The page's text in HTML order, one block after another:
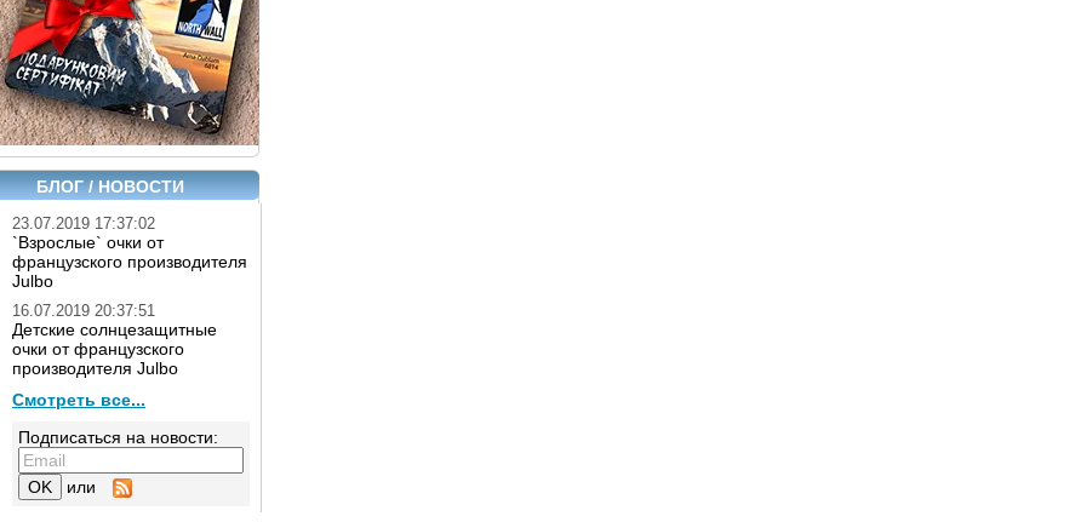
БЛОГ / НОВОСТИ
23.07.2019 17:37:02
`Взрослые` очки от
французского производителя
Julbo
16.07.2019 20:37:51
Детские солнцезащитные
очки от французского
производителя Julbo
Смотреть все...
Подписаться на новости:
или